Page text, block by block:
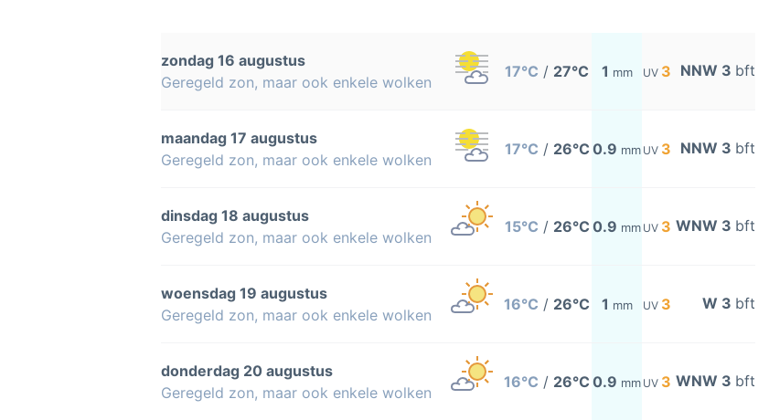
zondag 16 augustus
Geregeld zon, maar ook enkele wolken
17°C / 27°C 1 mm UV 3 NNW 3 bft
maandag 17 augustus
Geregeld zon, maar ook enkele wolken
17°C / 26°C 0.9 mm UV 3 NNW 3 bft
dinsdag 18 augustus
Geregeld zon, maar ook enkele wolken
15°C / 26°C 0.9 mm UV 3 WNW 3 bft
woensdag 19 augustus
Geregeld zon, maar ook enkele wolken
16°C / 26°C 1 mm UV 3 W 3 bft
donderdag 20 augustus
Geregeld zon, maar ook enkele wolken
16°C / 26°C 0.9 mm UV 3 WNW 3 bft